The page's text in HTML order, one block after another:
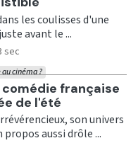
les coulisses d'une
avant le ...
sec
comédie française
de l'été
cinéma ?
son univers
aussi drôle ...